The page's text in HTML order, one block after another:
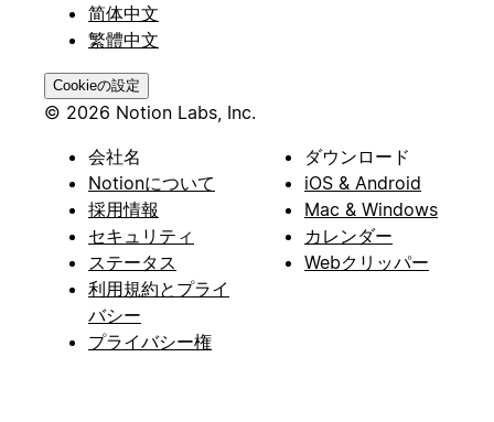
简体中文
繁體中文
Cookieの設定
© 2026 Notion Labs, Inc.
会社名
Notionについて
採用情報
セキュリティ
ステータス
利用規約とプライ
バシー
プライバシー権
ダウンロード
iOS & Android
Mac & Windows
カレンダー
Webクリッパー